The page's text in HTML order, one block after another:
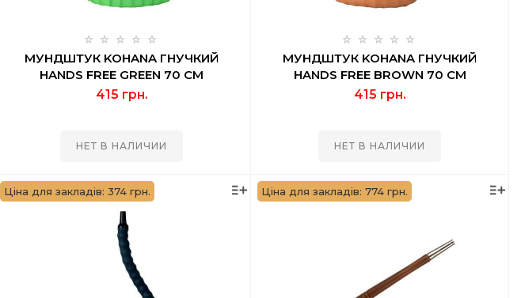
МУНДШТУК KOHANA ГНУЧКИЙ
HANDS FREE GREEN 70 СМ
415 грн.
НЕТ В НАЛИЧИИ
МУНДШТУК KOHANA ГНУЧКИЙ
HANDS FREE BROWN 70 СМ
415 грн.
НЕТ В НАЛИЧИИ
Ціна для закладів: 374 грн. Ціна для закладів: 774 грн.